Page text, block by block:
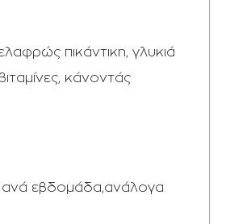
πικάντικη, γλυκιά
κάνοντάς
ανά εβδομάδα,ανάλογα